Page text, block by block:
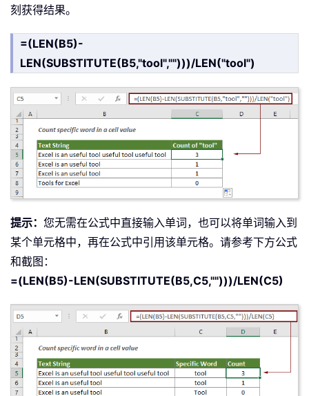
刻获得结果。
=(LEN(B5)-
LEN(SUBSTITUTE(B5,"tool","")))/LEN("tool")
提示： 您无需在公式中直接输入单词，也可以将单词输入到
某个单元格中，再在公式中引用该单元格。请参考下方公式
和截图：
=(LEN(B5)-LEN(SUBSTITUTE(B5,C5,"")))/LEN(C5)